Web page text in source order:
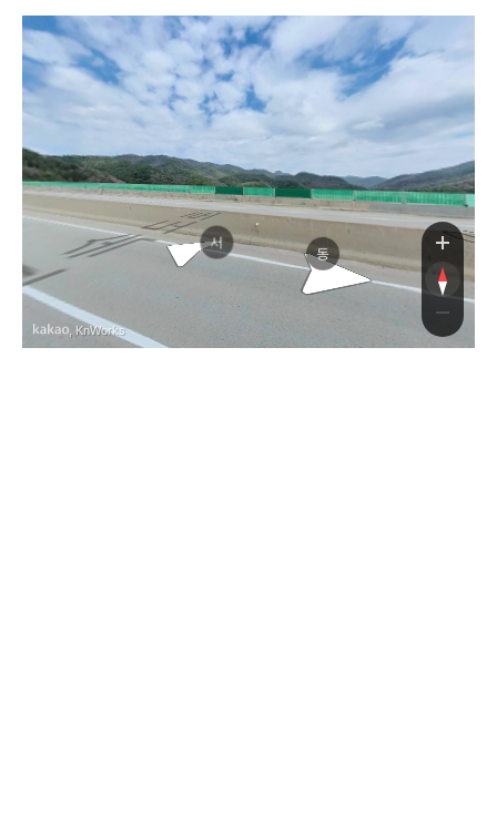
상주영천고속도
상주영천고속도
서
동
, KnWorks